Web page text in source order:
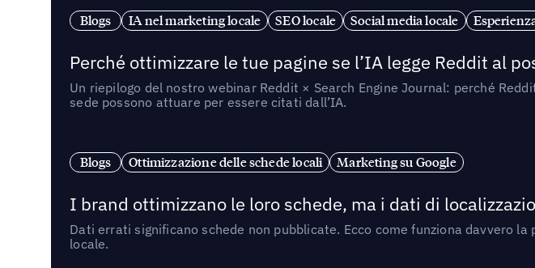
Blogs IA nel marketing locale SEO locale Social media locale
Perché ottimizzare le tue pagine se l’IA legge Reddit al
Un riepilogo del nostro webinar Reddit × Search Engine Journal: perché
sede possono attuare per essere citati dall’IA.
Blogs Ottimizzazione delle schede locali Marketing su Google
I brand ottimizzano le loro schede, ma i dati di
Dati errati significano schede non pubblicate. Ecco come funziona davvero
locale.